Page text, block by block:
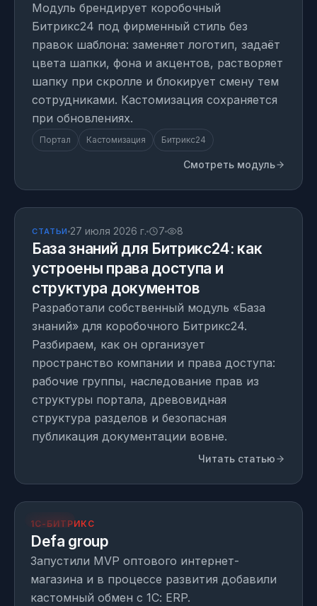
Модуль брендирует коробочный
Битрикс24 под фирменный стиль без
правок шаблона: заменяет логотип, задаёт
цвета шапки, фона и акцентов, растворяет
шапку при скролле и блокирует смену тем
сотрудниками. Кастомизация сохраняется
при обновлениях.
Портал Кастомизация Битрикс24
Смотреть модуль
СТАТЬИ 27 июля 2026 г. 7 8
База знаний для Битрикс24: как
устроены права доступа и
структура документов
Разработали собственный модуль «База
знаний» для коробочного Битрикс24.
Разбираем, как он организует
пространство компании и права доступа:
рабочие группы, наследование прав из
структуры портала, древовидная
структура разделов и безопасная
публикация документации вовне.
Читать статью
ПРОЕКТ
opt.defagroup.com
1С-БИТРИКС
Defa group
Запустили MVP оптового интернет-
магазина и в процессе развития добавили
кастомный обмен с 1С: ERP.